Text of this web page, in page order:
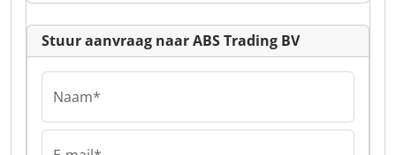
Stuur aanvraag naar ABS Trading BV
Naam*